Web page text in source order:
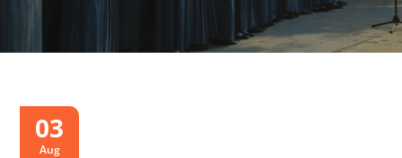
03
Aug